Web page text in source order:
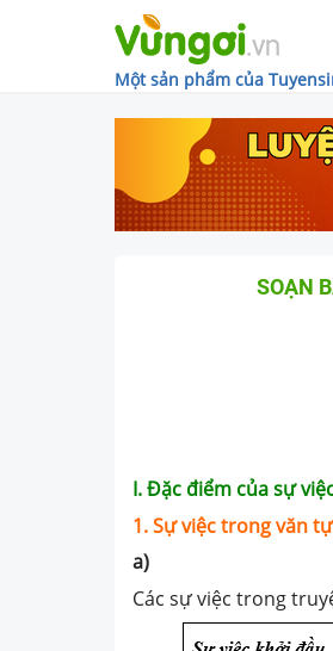
Một sản phẩm của
SOẠN
I. Đặc điểm của sự
1. Sự việc trong văn
a)
Các sự việc trong